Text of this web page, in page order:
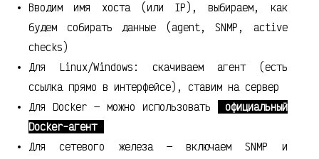
Вводим имя хоста (или IP), выбираем, как
будем собирать данные (agent, SNMP, active
checks)
Для Linux/Windows: скачиваем агент (есть
ссылка прямо в интерфейсе), ставим на сервер
Для Docker — можно использовать
официальный
Docker-агент
Для сетевого железа — включаем SNMP и